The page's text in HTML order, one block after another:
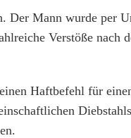
Mann wurde per
Verstöße nach
Haftbefehl für